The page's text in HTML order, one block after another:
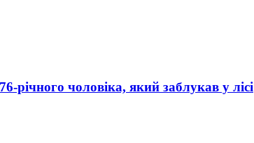
чоловіка, який заблукав у лісі